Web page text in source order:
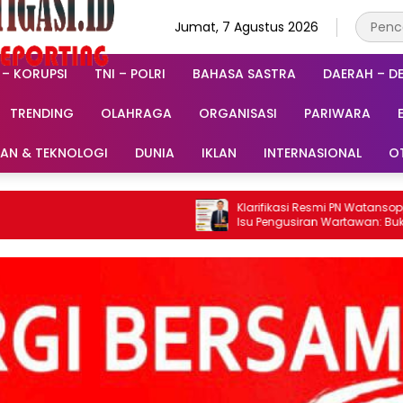
Jumat, 7 Agustus 2026
KORUPSI TNI – POLRI BAHASA SASTRA DAERAH –
TRENDING OLAHRAGA ORGANISASI PARIWARA
& TEKNOLOGI DUNIA IKLAN INTERNASIONAL
Klarifikasi Resmi PN Watansoppeng Soal
Isu Pengusiran Wartawan: Bukan
Pengusiran, Tapi Penertiban Fasilitas PTSP